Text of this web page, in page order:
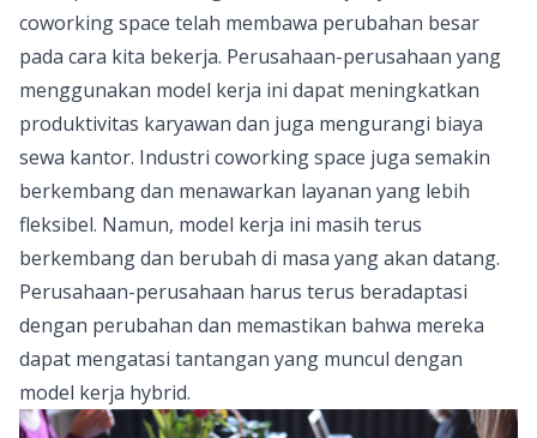
coworking space telah membawa perubahan besar
pada cara kita bekerja. Perusahaan-perusahaan yang
menggunakan model kerja ini dapat meningkatkan
produktivitas karyawan dan juga mengurangi biaya
sewa kantor. Industri coworking space juga semakin
berkembang dan menawarkan layanan yang lebih
fleksibel. Namun, model kerja ini masih terus
berkembang dan berubah di masa yang akan datang.
Perusahaan-perusahaan harus terus beradaptasi
dengan perubahan dan memastikan bahwa mereka
dapat mengatasi tantangan yang muncul dengan
model kerja hybrid.